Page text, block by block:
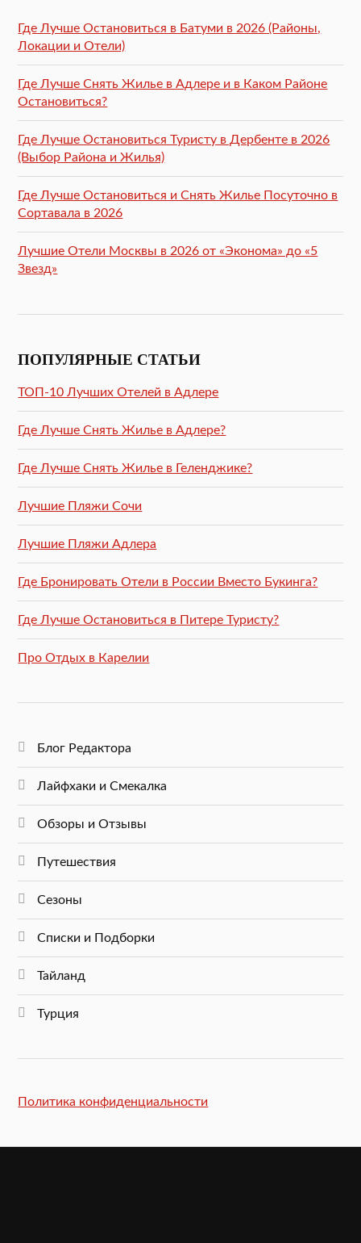
Где Лучше Остановиться в Батуми в 2026 (Районы,
Локации и Отели)
Где Лучше Снять Жилье в Адлере и в Каком Районе
Остановиться?
Где Лучше Остановиться Туристу в Дербенте в 2026
(Выбор Района и Жилья)
Где Лучше Остановиться и Снять Жилье Посуточно в
Сортавала в 2026
Лучшие Отели Москвы в 2026 от «Эконома» до «5
Звезд»
ПОПУЛЯРНЫЕ СТАТЬИ
ТОП-10 Лучших Отелей в Адлере
Где Лучше Снять Жилье в Адлере?
Где Лучше Снять Жилье в Геленджике?
Лучшие Пляжи Сочи
Лучшие Пляжи Адлера
Где Бронировать Отели в России Вместо Букинга?
Где Лучше Остановиться в Питере Туристу?
Про Отдых в Карелии
Блог Редактора
Лайфхаки и Смекалка
Обзоры и Отзывы
Путешествия
Сезоны
Списки и Подборки
Тайланд
Турция
Политика конфиденциальности